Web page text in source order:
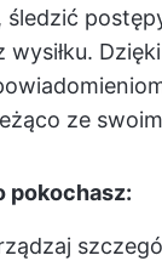
śledzić
wysiłku.
ze
pokochasz: